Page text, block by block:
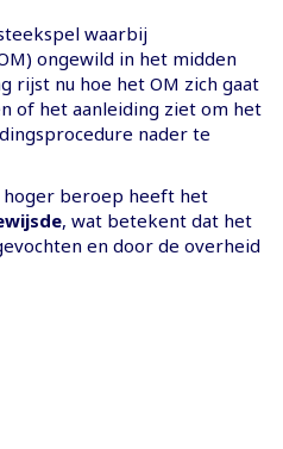
waarbij
ongewild in het midden
rijst nu hoe het OM zich gaat
of het aanleiding ziet om het
nader te
beroep heeft het
, wat betekent dat het
en door de overheid